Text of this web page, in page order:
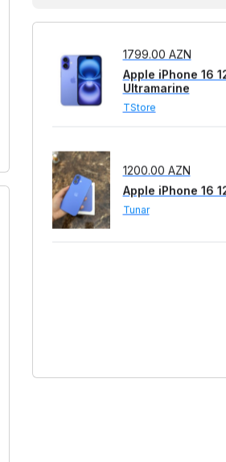
1200.00 AZN
Apple iPhone 16
Tunar
1799.00 AZN
Apple iPhone 16
Pink
TStore